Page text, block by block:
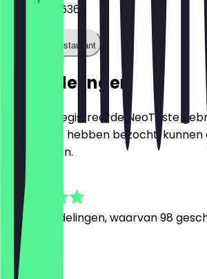
03044033636
Bel het restaurant
Beoordelingen
Alleen geregistreerde NeoTaste
restaurant hebben bezocht,
achterlaten.
481 Beoordelingen, waarvan 98
Marta